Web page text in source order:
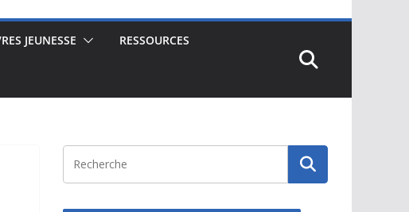
JEUNESSE RESSOURCES